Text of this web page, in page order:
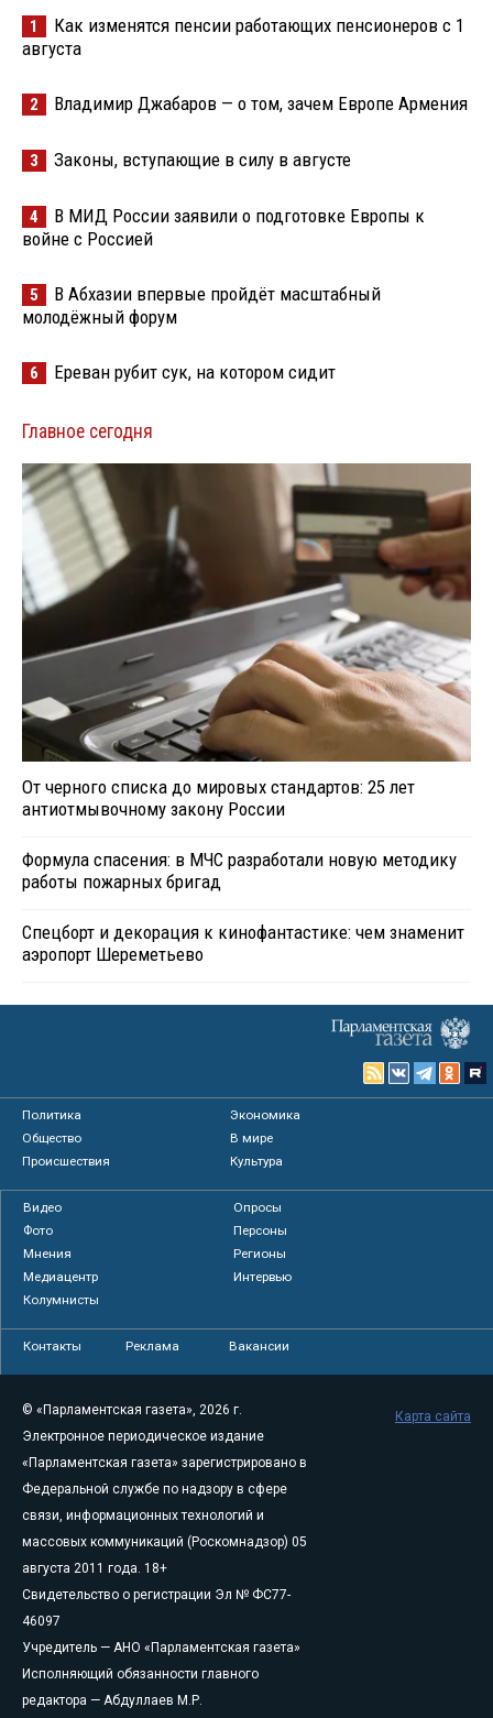
1
Как изменятся пенсии работающих пенсионеров с 1
августа
2 Владимир Джабаров — о том, зачем Европе Армения
3 Законы, вступающие в силу в августе
4
В МИД России заявили о подготовке Европы к
войне с Россией
5
В Абхазии впервые пройдёт масштабный
молодёжный форум
6 Ереван рубит сук, на котором сидит
Главное сегодня
От черного списка до мировых стандартов: 25 лет
антиотмывочному закону России
Формула спасения: в МЧС разработали новую методику
работы пожарных бригад
Спецборт и декорация к кинофантастике: чем знаменит
аэропорт Шереметьево
Политика
Экономика
Общество
В мире
Происшествия
Культура
Видео
Опросы
Фото
Персоны
Мнения
Регионы
Медиацентр
Интервью
Колумнисты
Контакты Реклама Вакансии
© «Парламентская газета», 2026 г.
Электронное периодическое издание
«Парламентская газета» зарегистрировано в
Федеральной службе по надзору в сфере
связи, информационных технологий и
массовых коммуникаций (Роскомнадзор) 05
августа 2011 года. 18+
Свидетельство о регистрации Эл № ФС77-
46097
Учредитель — АНО «Парламентская газета»
Исполняющий обязанности главного
редактора — Абдуллаев М.Р.
Карта сайта